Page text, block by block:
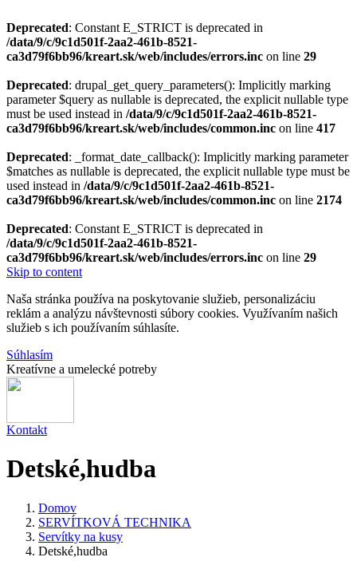
Deprecated: Constant E_STRICT is deprecated in
/data/9/c/9c1d501f-2aa2-461b-8521-
ca3d79f6bb96/kreart.sk/web/includes/errors.inc on line 29
Deprecated: drupal_get_query_parameters(): Implicitly marking
parameter $query as nullable is deprecated, the explicit nullable type
must be used instead in /data/9/c/9c1d501f-2aa2-461b-8521-
ca3d79f6bb96/kreart.sk/web/includes/common.inc on line 417
Deprecated: _format_date_callback(): Implicitly marking parameter
$matches as nullable is deprecated, the explicit nullable type must be
used instead in /data/9/c/9c1d501f-2aa2-461b-8521-
ca3d79f6bb96/kreart.sk/web/includes/common.inc on line 2174
Deprecated: Constant E_STRICT is deprecated in
/data/9/c/9c1d501f-2aa2-461b-8521-
ca3d79f6bb96/kreart.sk/web/includes/errors.inc on line 29
Skip to content
Naša stránka používa na poskytovanie služieb, personalizáciu
reklám a analýzu návštevnosti súbory cookies. Využívaním našich
služieb s ich používaním súhlasíte.
Súhlasím
Kreatívne a umelecké potreby
Kontakt
Detské,hudba
Domov
SERVÍTKOVÁ TECHNIKA
Servítky na kusy
Detské,hudba